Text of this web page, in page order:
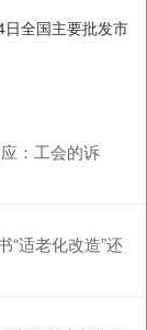
全国主要批发市
：工会的诉
“适老化改造”还